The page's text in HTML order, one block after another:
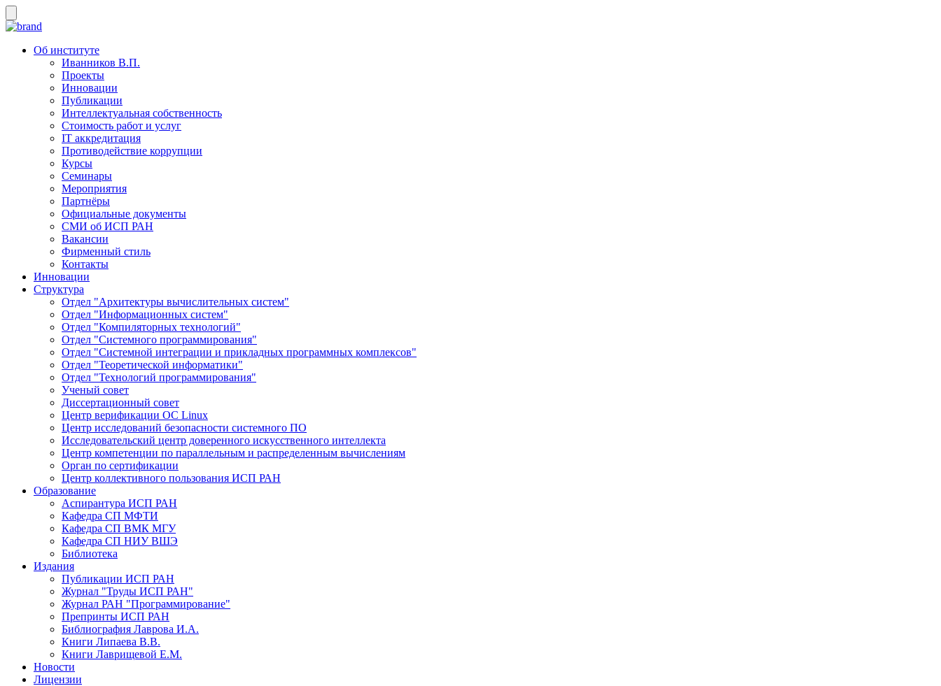
Об институте
Иванников В.П.
Проекты
Инновации
Публикации
Интеллектуальная собственность
Стоимость работ и услуг
IT аккредитация
Противодействие коррупции
Курсы
Семинары
Мероприятия
Партнёры
Официальные документы
СМИ об ИСП РАН
Вакансии
Фирменный стиль
Контакты
Инновации
Структура
Отдел "Архитектуры вычислительных систем"
Отдел "Информационных систем"
Отдел "Компиляторных технологий"
Отдел "Системного программирования"
Отдел "Системной интеграции и прикладных программных комплексов"
Отдел "Теоретической информатики"
Отдел "Технологий программирования"
Ученый совет
Диссертационный совет
Центр верификации ОС Linux
Центр исследований безопасности системного ПО
Исследовательский центр доверенного искусственного интеллекта
Центр компетенции по параллельным и распределенным вычислениям
Орган по сертификации
Центр коллективного пользования ИСП РАН
Образование
Аспирантура ИСП РАН
Кафедра СП МФТИ
Кафедра СП ВМК МГУ
Кафедра СП НИУ ВШЭ
Библиотека
Издания
Публикации ИСП РАН
Журнал "Труды ИСП РАН"
Журнал РАН "Программирование"
Препринты ИСП РАН
Библиография Лаврова И.А.
Книги Липаева В.В.
Книги Лаврищевой Е.М.
Новости
Лицензии